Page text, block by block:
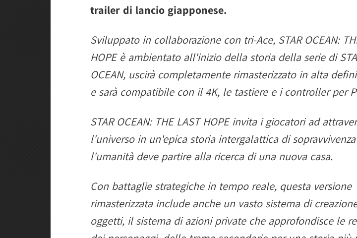
trailer di lancio giapponese.
Sviluppato in collaborazione con tri-Ace, STAR OCEAN:
HOPE è ambientato all'inizio della storia della serie di
OCEAN, uscirà completamente rimasterizzato in alta
e sarà compatibile con il 4K, le tastiere e i controller per
STAR OCEAN: THE LAST HOPE invita i giocatori ad
l'universo in un'epica storia intergalattica di
l'umanità deve partire alla ricerca di una nuova casa.
Con battaglie strategiche in tempo reale, questa versione
rimasterizzata include anche un vasto sistema di
oggetti, il sistema di azioni private che approfondisce le